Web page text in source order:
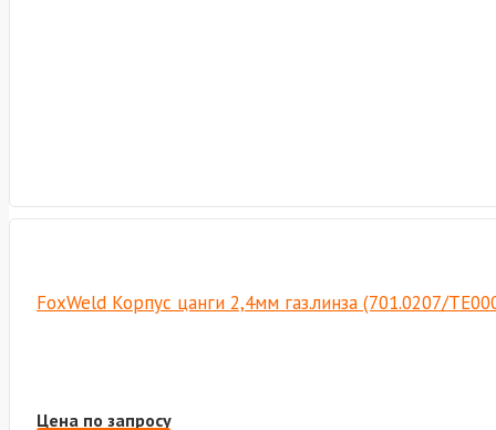
FoxWeld Корпус цанги 2,4мм газ.линза (701.0207/
Цена по запросу